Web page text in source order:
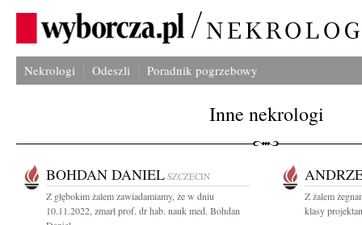
Nekrologi Odeszli Poradnik pogrzebowy
Inne nekrologi
BOHDAN DANIEL SZCZECIN
Z głębokim żalem zawiadamiamy, że w dniu
10.11.2022, zmarł prof. dr hab. nauk med. Bohdan
Z żalem
klasy